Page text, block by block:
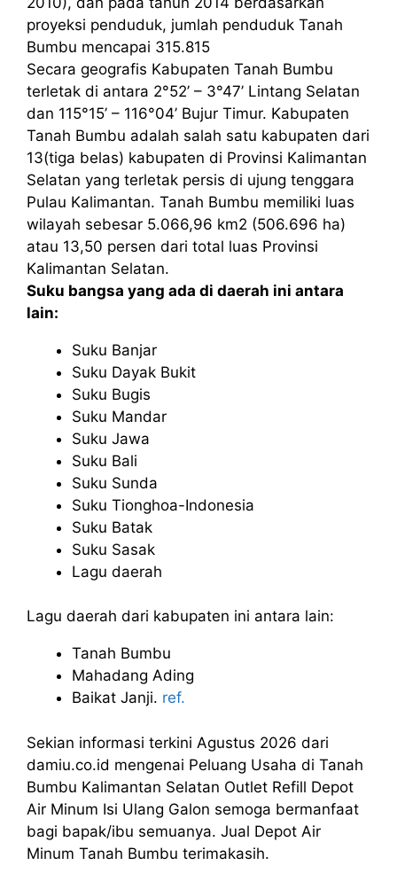
proyeksi penduduk, jumlah penduduk Tanah
Bumbu mencapai 315.815
Secara geografis Kabupaten Tanah Bumbu
terletak di antara 2°52’ – 3°47’ Lintang Selatan
dan 115°15’ – 116°04’ Bujur Timur. Kabupaten
Tanah Bumbu adalah salah satu kabupaten dari
13(tiga belas) kabupaten di Provinsi Kalimantan
Selatan yang terletak persis di ujung tenggara
Pulau Kalimantan. Tanah Bumbu memiliki luas
wilayah sebesar 5.066,96 km2 (506.696 ha)
atau 13,50 persen dari total luas Provinsi
Kalimantan Selatan.
Suku bangsa yang ada di daerah ini antara
lain:
Suku Banjar
Suku Dayak Bukit
Suku Bugis
Suku Mandar
Suku Jawa
Suku Bali
Suku Sunda
Suku Tionghoa-Indonesia
Suku Batak
Suku Sasak
Lagu daerah
Lagu daerah dari kabupaten ini antara lain:
Tanah Bumbu
Mahadang Ading
Baikat Janji. ref.
Sekian informasi terkini Agustus 2026 dari
damiu.co.id mengenai Peluang Usaha di Tanah
Bumbu Kalimantan Selatan Outlet Refill Depot
Air Minum Isi Ulang Galon semoga bermanfaat
bagi bapak/ibu semuanya. Jual Depot Air
Minum Tanah Bumbu terimakasih.